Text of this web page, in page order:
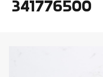
341776500